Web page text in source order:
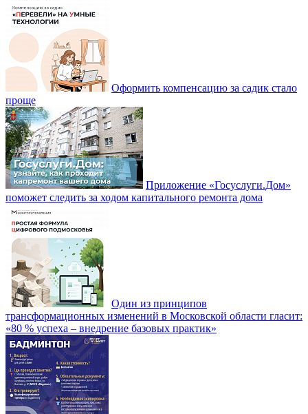
Оформить компенсацию за садик стало
проще
Приложение «Госуслуги.Дом»
поможет следить за ходом капитального ремонта дома
Один из принципов
трансформационных изменений в Московской области гласит:
«80 % успеха – внедрение базовых практик»